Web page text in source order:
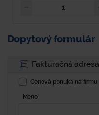
Dopytový formulár
Fakturačná adresa
Cenová ponuka na firmu
Meno